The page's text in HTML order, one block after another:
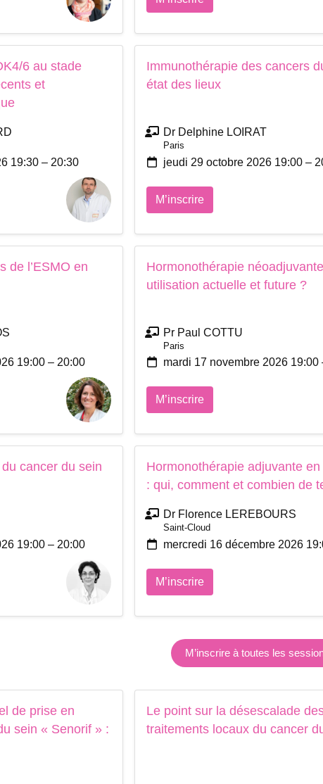
6 au stade
et
19:30 – 20:30
Immunothérapie des cancers
état des lieux
Dr Delphine LOIRAT
Paris
jeudi 29 octobre 2026 19:00 –
M’inscrire
de l’ESMO en
19:00 – 20:00
Hormonothérapie
utilisation actuelle et future ?
Pr Paul COTTU
Paris
mardi 17 novembre 2026 19:00
M’inscrire
cancer du sein
19:00 – 20:00
Hormonothérapie adjuvante
: qui, comment et combien de
Dr Florence LEREBOURS
Saint-Cloud
mercredi 16 décembre 2026
M’inscrire
M’inscrire à toutes les
de prise en
sein « Senorif » :
Le point sur la désescalade
traitements locaux du cancer